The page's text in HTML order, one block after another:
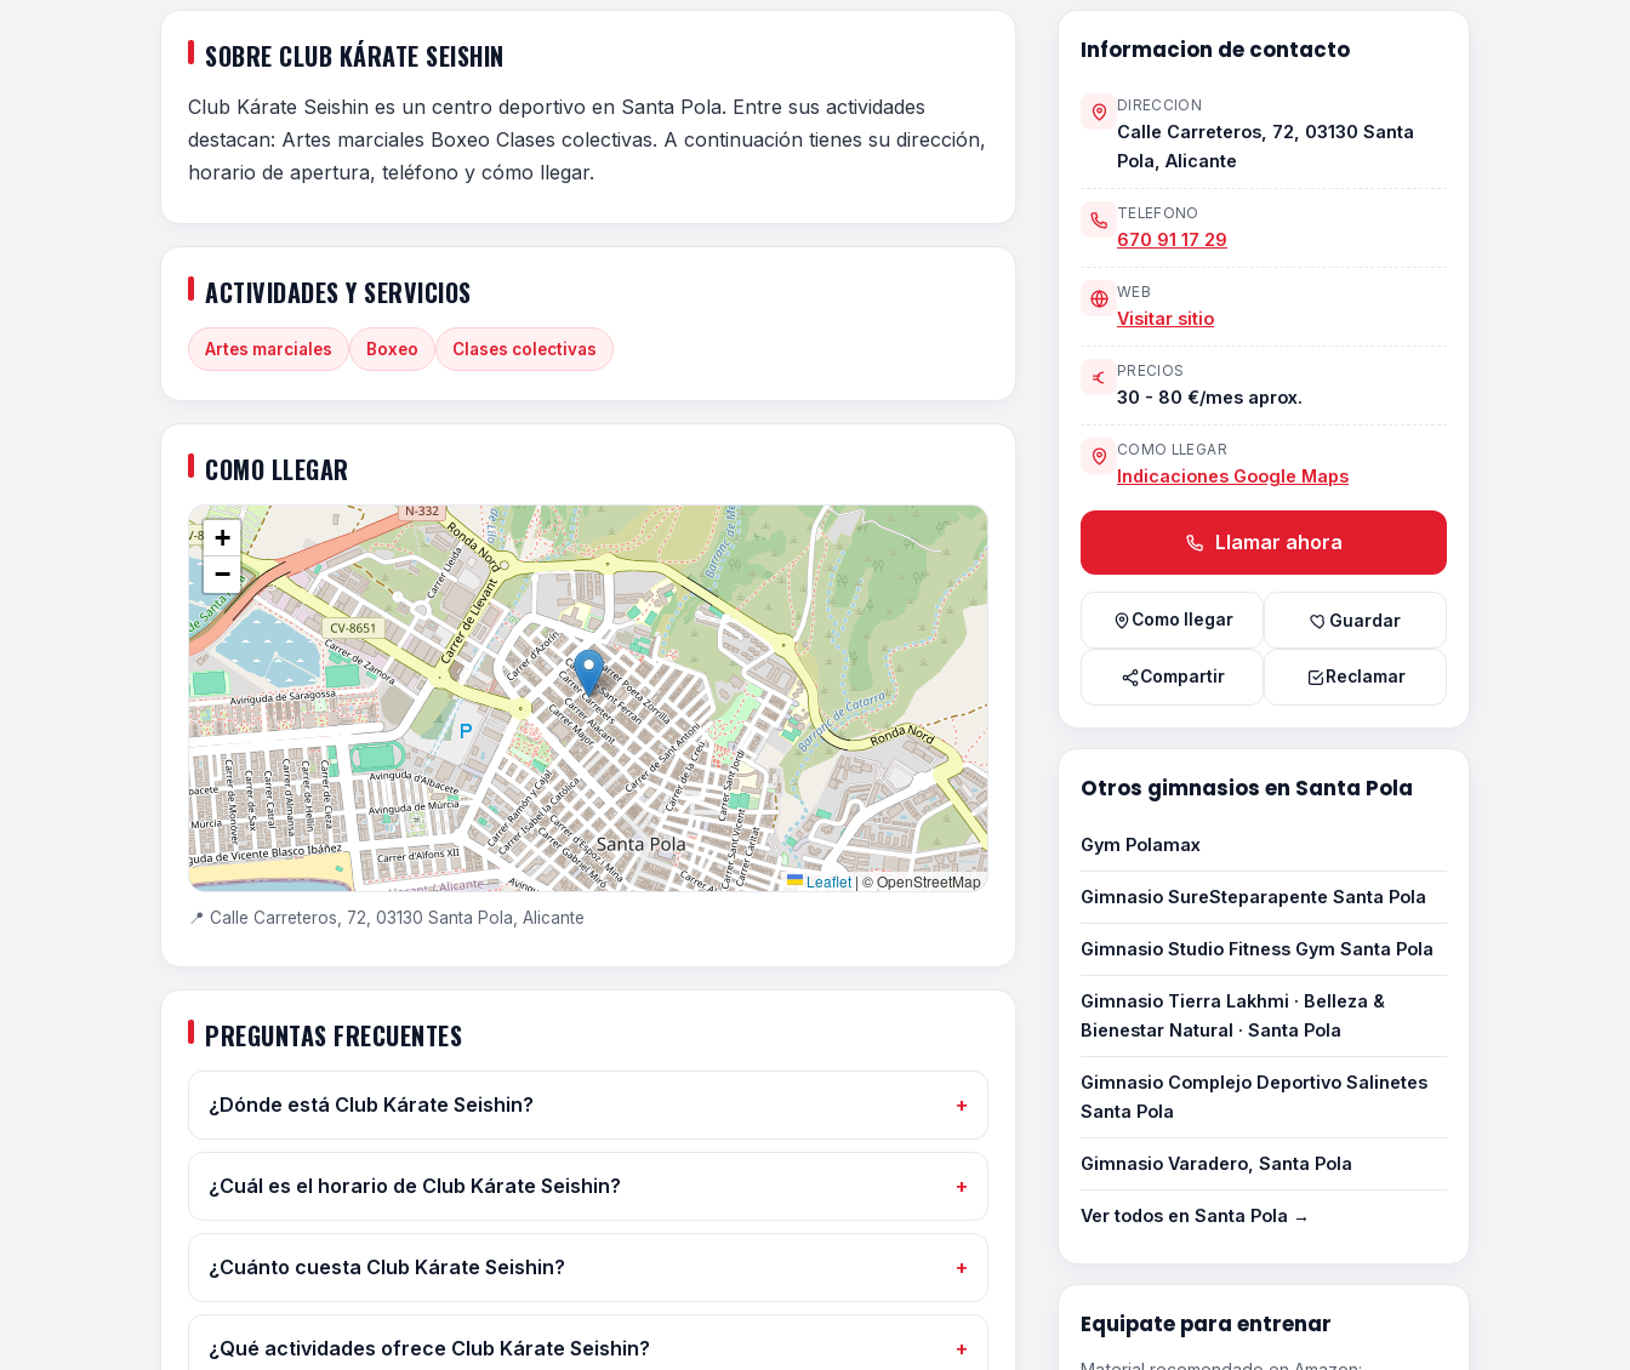
SOBRE CLUB KÁRATE SEISHIN
Club Kárate Seishin es un centro deportivo en Santa Pola. Entre sus actividades
destacan: Artes marciales Boxeo Clases colectivas. A continuación tienes su dirección,
horario de apertura, teléfono y cómo llegar.
ACTIVIDADES Y SERVICIOS
Artes marciales Boxeo Clases colectivas
COMO LLEGAR
+
−
Leaflet | © OpenStreetMap
📍 Calle Carreteros, 72, 03130 Santa Pola, Alicante
PREGUNTAS FRECUENTES
¿Dónde está Club Kárate Seishin?
¿Cuál es el horario de Club Kárate Seishin?
¿Cuánto cuesta Club Kárate Seishin?
¿Qué actividades ofrece Club Kárate Seishin?
Informacion de contacto
DIRECCION
Calle Carreteros, 72, 03130 Santa
Pola, Alicante
TELEFONO
670 91 17 29
WEB
Visitar sitio
PRECIOS
30 - 80 €/mes aprox.
COMO LLEGAR
Indicaciones Google Maps
Llamar ahora
Como llegar Guardar
Compartir Reclamar
Otros gimnasios en Santa Pola
Gym Polamax
Gimnasio SureSteparapente Santa Pola
Gimnasio Studio Fitness Gym Santa Pola
Gimnasio Tierra Lakhmi · Belleza &
Bienestar Natural · Santa Pola
Gimnasio Complejo Deportivo Salinetes
Santa Pola
Gimnasio Varadero, Santa Pola
Ver todos en Santa Pola →
Equipate para entrenar